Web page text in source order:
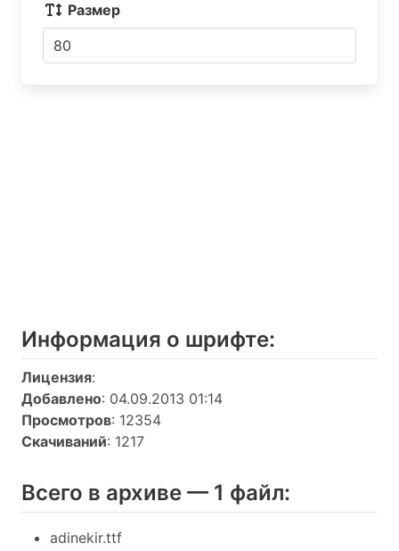
Размер
Информация о шрифтe:
Лицензия:
Добавлено: 04.09.2013 01:14
Просмотров: 12354
Скачиваний: 1217
Всего в архиве — 1 файл:
adinekir.ttf